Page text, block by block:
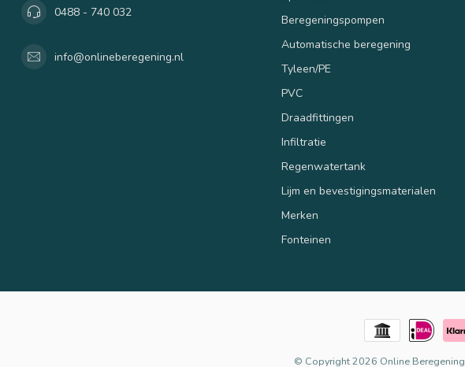
0488 - 740 032
info@onlineberegening.nl
Beregeningspompen
Automatische beregening
Tyleen/PE
PVC
Draadfittingen
Infiltratie
Regenwatertank
Lijm en bevestigingsmaterialen
Merken
Fonteinen
© Copyright 2026 Online Beregening